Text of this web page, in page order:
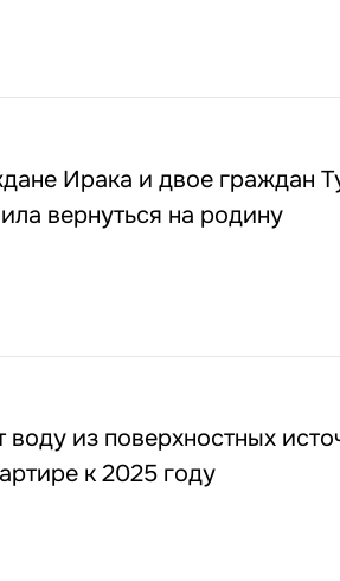
Ирака и двое граждан
вернуться на родину
из поверхностных
к 2025 году